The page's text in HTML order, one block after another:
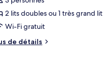
:
2 lits doubles ou 1 très grand lit
Wi-Fi gratuit
de détails